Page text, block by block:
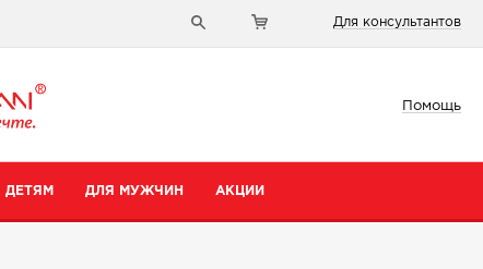
Для консультантов
Помощь
ДЕТЯМ ДЛЯ МУЖЧИН АКЦИИ